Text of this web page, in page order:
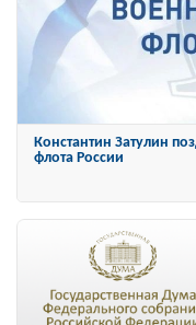
Константин Затулин
Отечеством» IV степени